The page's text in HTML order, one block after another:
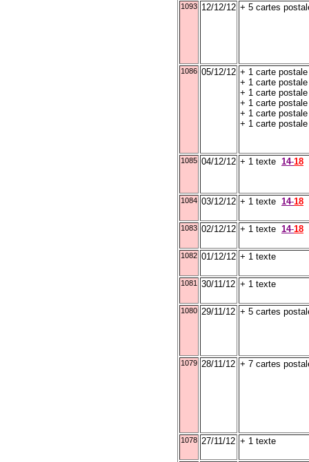
1093 12/12/12 + 5 cartes
1086 05/12/12 + 1 carte
+ 1 carte
+ 1 carte
+ 1 carte
+ 1 carte
+ 1 carte
1085 04/12/12 + 1 texte 14-18
1084 03/12/12 + 1 texte 14-18
1083 02/12/12 + 1 texte 14-18
1082 01/12/12 + 1 texte
1081 30/11/12 + 1 texte
1080 29/11/12 + 5 cartes
1079 28/11/12 + 7 cartes
1078 27/11/12 + 1 texte